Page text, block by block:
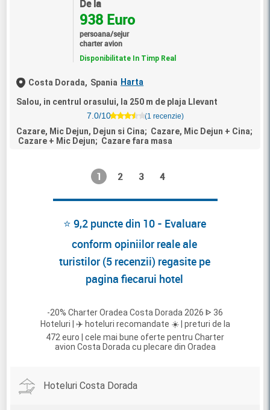
De la
938 Euro
persoana/sejur
charter avion
Disponibilitate In Timp Real
Costa Dorada, Spania Harta
Salou, in centrul orasului, la 250 m de plaja Llevant
7.0/10
(1 recenzie)
Cazare, Mic Dejun, Dejun si Cina; Cazare, Mic Dejun + Cina;
Cazare + Mic Dejun; Cazare fara masa
1 2 3 4
⭐ 9,2 puncte din 10 - Evaluare
conform opiniilor reale ale
turistilor (5 recenzii) regasite pe
pagina fiecarui hotel
-20% Charter Oradea Costa Dorada 2026 ᐈ 36
Hoteluri | ✈️ hoteluri recomandate ☀️ | preturi de la
472 euro | cele mai bune oferte pentru Charter
avion Costa Dorada cu plecare din Oradea
Hoteluri Costa Dorada